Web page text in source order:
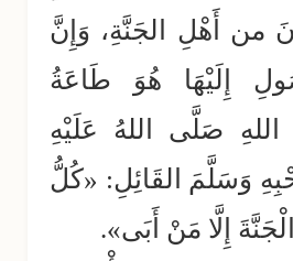
من أَهْلِ الجَنَّةِ، وَإِنَّ
إِلَيْهَا هُوَ طَاعَةُ
صَلَّى اللهُ عَلَيْهِ
وَسَلَّمَ القَائِلِ: «كُلُّ
إِلَّا مَنْ أَبَى».